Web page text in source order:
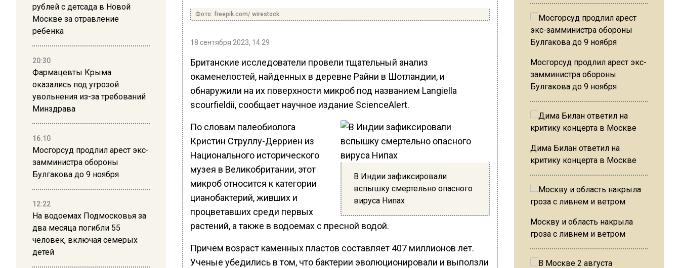
рублей с детсада в Новой
Москве за отравление
ребенка
20:30
Фармацевты Крыма
оказались под угрозой
увольнения из-за требований
Минздрава
16:10
Мосгорсуд продлил арест экс-
замминистра обороны
Булгакова до 9 ноября
12:22
На водоемах Подмосковья за
два месяца погибли 55
человек, включая семерых
детей
Фото: freepik.com/ wirestock
18 сентября 2023, 14:29
Британские исследователи провели тщательный анализ
окаменелостей, найденных в деревне Райни в Шотландии, и
обнаружили на их поверхности микроб под названием Langiella
scourfieldii, сообщает научное издание ScienceAlert.
В Индии зафиксировали
вспышку смертельно опасного
вируса Нипах
По словам палеобиолога
Кристин Струллу-Дерриен из
Национального исторического
музея в Великобритании, этот
микроб относится к категории
цианобактерий, живших и
процветавших среди первых
растений, а также в водоемах с пресной водой.
Причем возраст каменных пластов составляет 407 миллионов лет.
Ученые убедились в том, что бактерии эволюционировали и выползли
Мосгорсуд продлил арест экс-
замминистра обороны
Булгакова до 9 ноября
Дима Билан ответил на
критику концерта в Москве
Москву и область накрыла
гроза с ливнем и ветром